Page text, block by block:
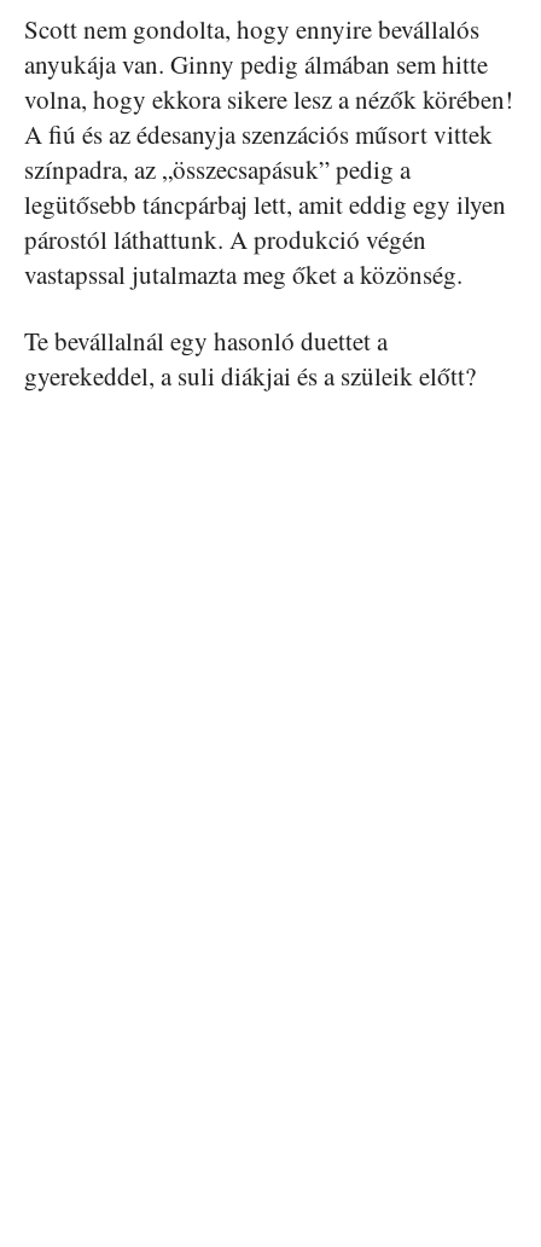
Scott nem gondolta, hogy ennyire bevállalós
anyukája van. Ginny pedig álmában sem hitte
volna, hogy ekkora sikere lesz a nézők körében!
A fiú és az édesanyja szenzációs műsort vittek
színpadra, az „összecsapásuk” pedig a
legütősebb táncpárbaj lett, amit eddig egy ilyen
párostól láthattunk. A produkció végén
vastapssal jutalmazta meg őket a közönség.
Te bevállalnál egy hasonló duettet a
gyerekeddel, a suli diákjai és a szüleik előtt?